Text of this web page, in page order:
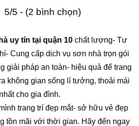
5/5 - (2 bình chọn)
uy tín tại quận 10 chất lượng- Tư
Cung cấp dịch vụ sơn nhà trọn gói
giải pháp an toàn- hiệu quả để trang
không gian sống lí tưởng, thoải mái
nhất cho gia đình.
trang trí đẹp mắt- sở hữu vẻ đẹp
tồn mãi với thời gian. Hãy đến ngay